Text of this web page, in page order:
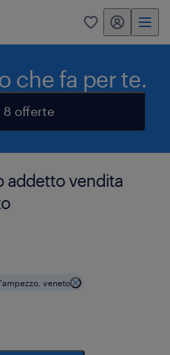
0 my randstad
che fa per te.
8 offerte
addetto vendita
veneto